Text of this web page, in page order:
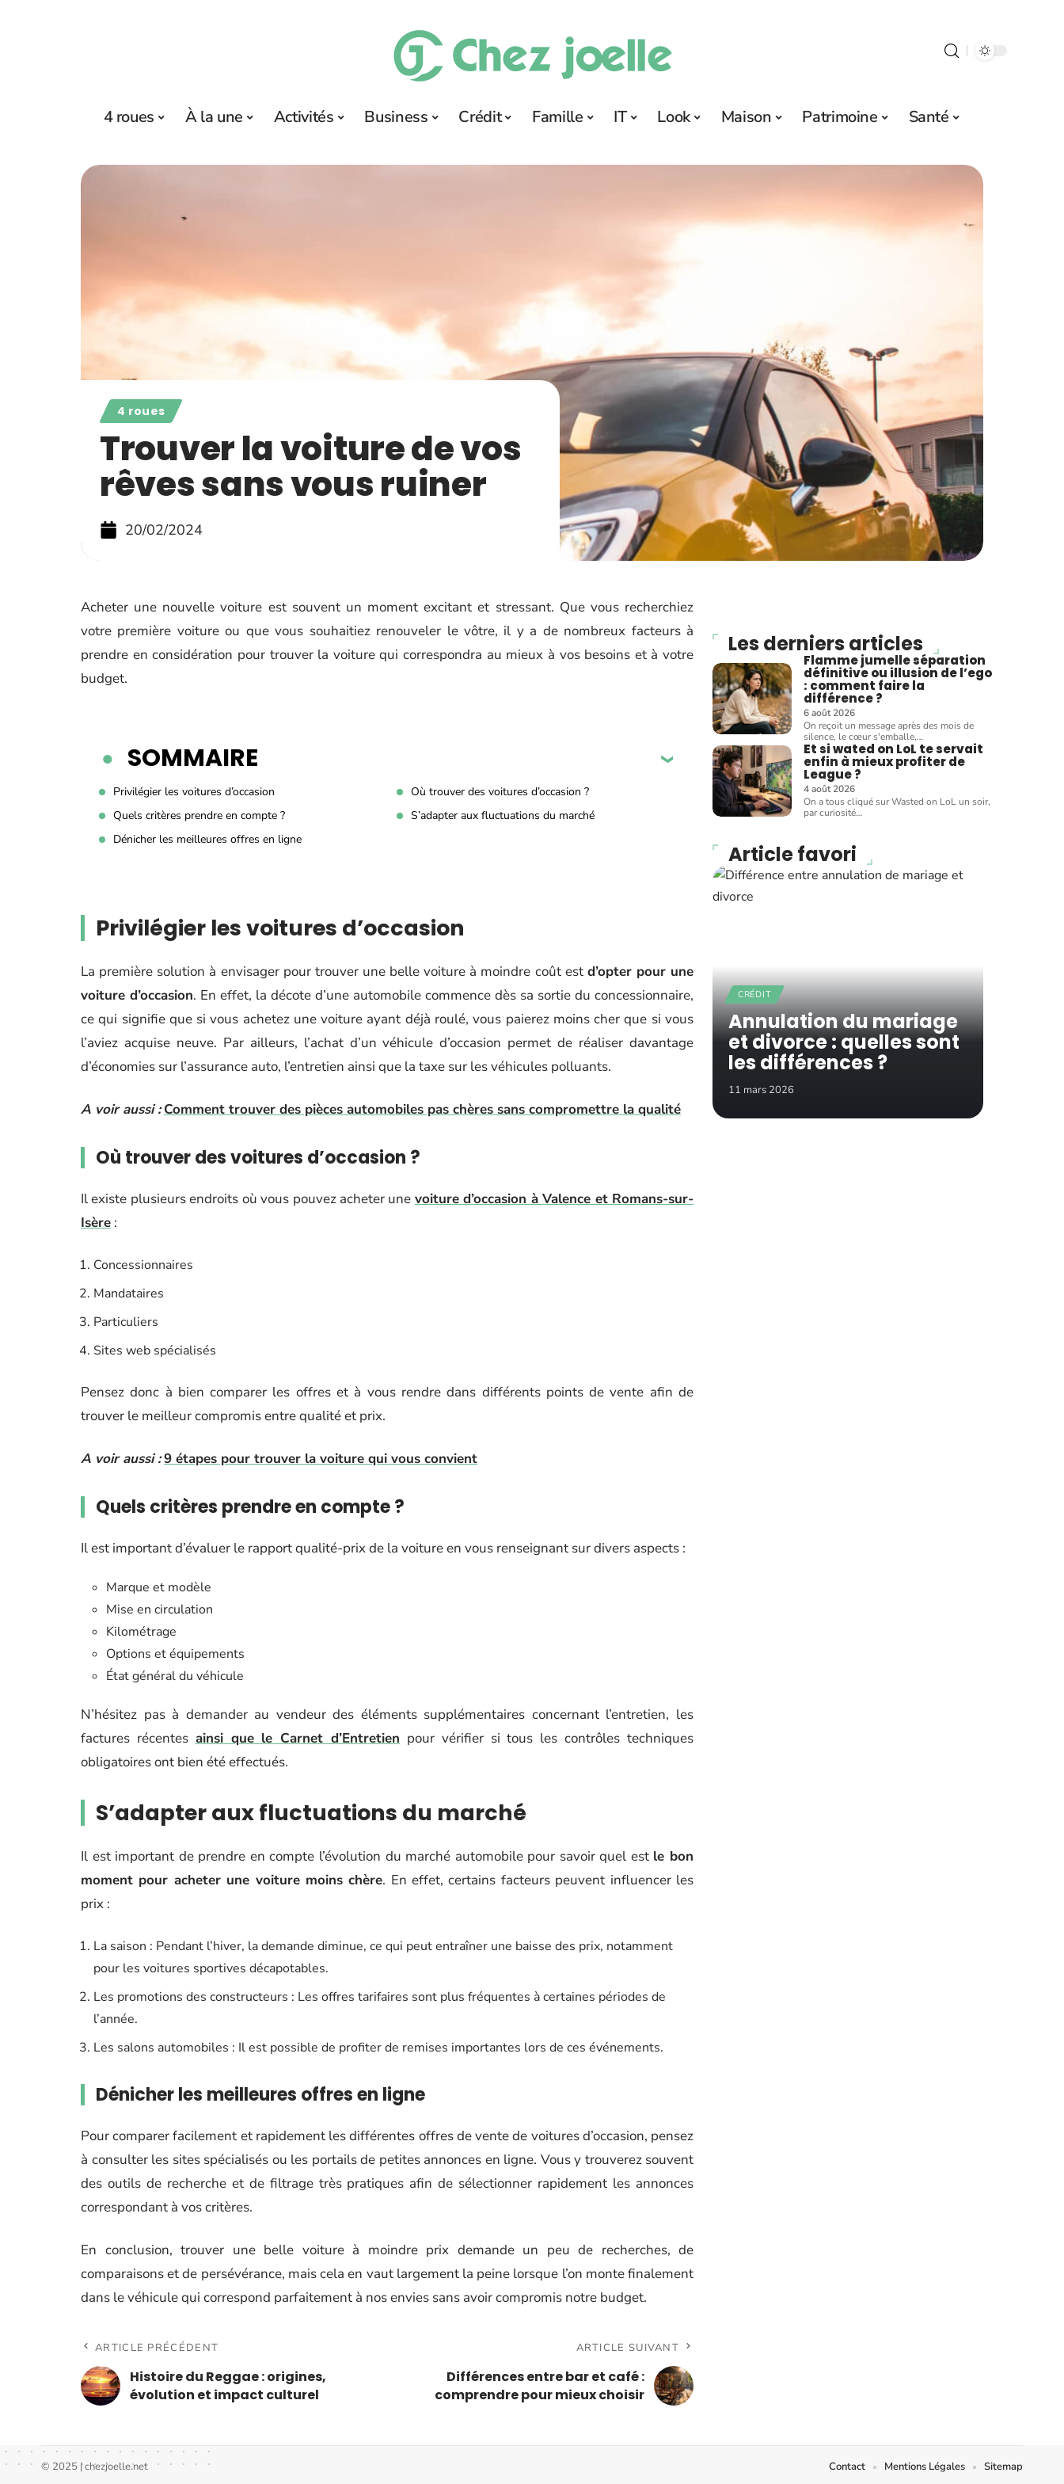
4 roues À la une Activités Business Crédit Famille IT Look Maison Patrimoine Santé
4 roues
Trouver la voiture de vos
rêves sans vous ruiner
20/02/2024
Acheter une nouvelle voiture est souvent un moment excitant et stressant. Que vous recherchiez
votre première voiture ou que vous souhaitiez renouveler le vôtre, il y a de nombreux facteurs à
prendre en considération pour trouver la voiture qui correspondra au mieux à vos besoins et à votre
budget.
SOMMAIRE
Privilégier les voitures d’occasion
Où trouver des voitures d’occasion ?
Quels critères prendre en compte ?
S’adapter aux fluctuations du marché
Dénicher les meilleures offres en ligne
Privilégier les voitures d’occasion
La première solution à envisager pour trouver une belle voiture à moindre coût est d’opter pour une
voiture d’occasion. En effet, la décote d’une automobile commence dès sa sortie du concessionnaire,
ce qui signifie que si vous achetez une voiture ayant déjà roulé, vous paierez moins cher que si vous
l’aviez acquise neuve. Par ailleurs, l’achat d’un véhicule d’occasion permet de réaliser davantage
d’économies sur l’assurance auto, l’entretien ainsi que la taxe sur les véhicules polluants.
A voir aussi : Comment trouver des pièces automobiles pas chères sans compromettre la qualité
Où trouver des voitures d’occasion ?
Il existe plusieurs endroits où vous pouvez acheter une voiture d’occasion à Valence et Romans-sur-
Isère :
Concessionnaires
Mandataires
Particuliers
Sites web spécialisés
Pensez donc à bien comparer les offres et à vous rendre dans différents points de vente afin de
trouver le meilleur compromis entre qualité et prix.
A voir aussi :9 étapes pour trouver la voiture qui vous convient
Quels critères prendre en compte ?
Il est important d’évaluer le rapport qualité-prix de la voiture en vous renseignant sur divers aspects :
Marque et modèle
Mise en circulation
Kilométrage
Options et équipements
État général du véhicule
N’hésitez pas à demander au vendeur des éléments supplémentaires concernant l’entretien, les
factures récentes ainsi que le Carnet d’Entretien pour vérifier si tous les contrôles techniques
obligatoires ont bien été effectués.
S’adapter aux fluctuations du marché
Il est important de prendre en compte l’évolution du marché automobile pour savoir quel est le bon
moment pour acheter une voiture moins chère. En effet, certains facteurs peuvent influencer les
prix :
La saison : Pendant l’hiver, la demande diminue, ce qui peut entraîner une baisse des prix, notamment
pour les voitures sportives décapotables.
Les promotions des constructeurs : Les offres tarifaires sont plus fréquentes à certaines périodes de
l’année.
Les salons automobiles : Il est possible de profiter de remises importantes lors de ces événements.
Dénicher les meilleures offres en ligne
Pour comparer facilement et rapidement les différentes offres de vente de voitures d’occasion, pensez
à consulter les sites spécialisés ou les portails de petites annonces en ligne. Vous y trouverez souvent
des outils de recherche et de filtrage très pratiques afin de sélectionner rapidement les annonces
correspondant à vos critères.
En conclusion, trouver une belle voiture à moindre prix demande un peu de recherches, de
comparaisons et de persévérance, mais cela en vaut largement la peine lorsque l’on monte finalement
dans le véhicule qui correspond parfaitement à nos envies sans avoir compromis notre budget.
ARTICLE PRÉCÉDENT
Histoire du Reggae : origines,
évolution et impact culturel
ARTICLE SUIVANT
Différences entre bar et café :
comprendre pour mieux choisir
Les derniers articles
Flamme jumelle séparation
définitive ou illusion de l’ego
: comment faire la
différence ?
6 août 2026
On reçoit un message après des mois de
silence, le cœur s'emballe,…
Et si wated on LoL te servait
enfin à mieux profiter de
League ?
4 août 2026
On a tous cliqué sur Wasted on LoL un soir,
par curiosité…
Article favori
CRÉDIT
Annulation du mariage
et divorce : quelles sont
les différences ?
11 mars 2026
© 2025 | chezjoelle.net Contact Mentions Légales Sitemap